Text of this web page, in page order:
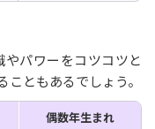
パワーをコツコツと
ともあるでしょう。
偶数年生まれ